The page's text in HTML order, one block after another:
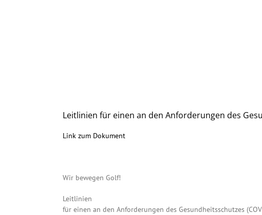
Leitlinien für einen an den Anforderungen des
Link zum Dokument
Wir bewegen Golf!
Leitlinien
für einen an den Anforderungen des Gesundheitsschutzes